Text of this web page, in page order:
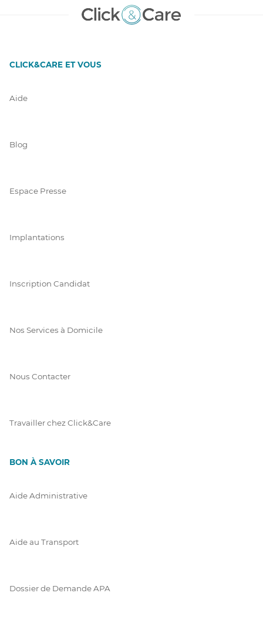
CLICK&CARE ET VOUS
Aide
Blog
Espace Presse
Implantations
Inscription Candidat
Nos Services à Domicile
Nous Contacter
Travailler chez Click&Care
BON À SAVOIR
Aide Administrative
Aide au Transport
Dossier de Demande APA